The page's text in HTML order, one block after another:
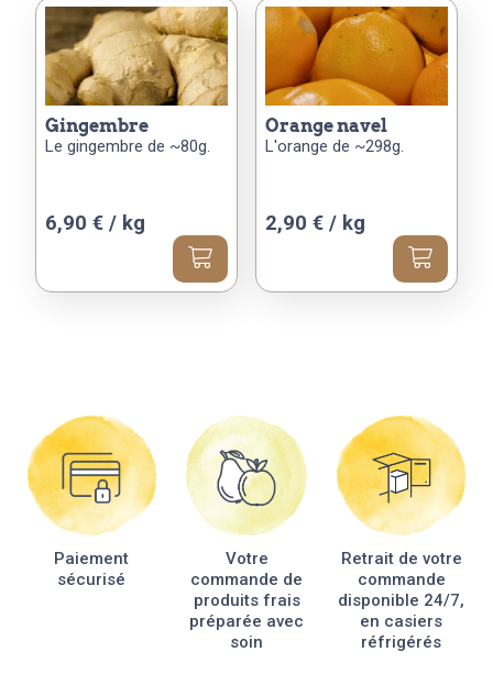
gingembre
Le gingembre de ~80g.
6,90 € / kg
orange navel
L'orange de ~298g.
2,90 € / kg
Paiement
sécurisé
Votre
commande de
produits frais
préparée avec
soin
Retrait de votre
commande
disponible 24/7,
en casiers
réfrigérés